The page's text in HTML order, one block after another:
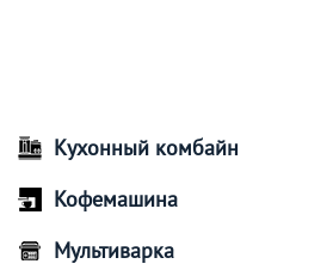
Кухонный комбайн
Кофемашина
Мультиварка